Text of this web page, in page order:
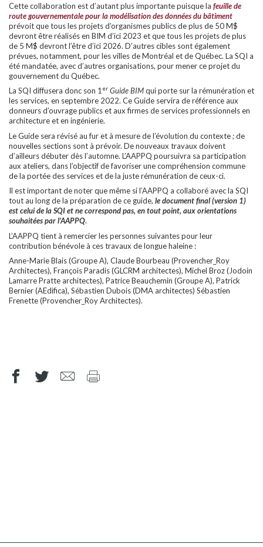
Cette collaboration est d’autant plus importante puisque la feuille de
route gouvernementale pour la modélisation des données du bâtiment
prévoit que tous les projets d’organismes publics de plus de 50 M$
devront être réalisés en BIM d’ici 2023 et que tous les projets de plus
de 5 M$ devront l’être d’ici 2026. D’autres cibles sont également
prévues, notamment, pour les villes de Montréal et de Québec. La SQI a
été mandatée, avec d’autres organisations, pour mener ce projet du
gouvernement du Québec.
La SQI diffusera donc son 1 er Guide BIMqui porte sur la rémunération et
les services, en septembre 2022. Ce Guide servira de référence aux
donneurs d’ouvrage publics et aux firmes de services professionnels en
architecture et en ingénierie.
Le Guide sera révisé au fur et à mesure de l’évolution du contexte ; de
nouvelles sections sont à prévoir. De nouveaux travaux doivent
d’ailleurs débuter dès l’automne. L’AAPPQ poursuivra sa participation
aux ateliers, dans l’objectif de favoriser une compréhension commune
de la portée des services et de la juste rémunération de ceux-ci.
Il est important de noter que même si l’AAPPQ a collaboré avec la SQI
tout au long de la préparation de ce guide, le document final (version 1)
est celui de la SQI et ne correspond pas, en tout point, aux orientations
souhaitées par l’AAPPQ.
L’AAPPQ tient à remercier les personnes suivantes pour leur
contribution bénévole à ces travaux de longue haleine :
Anne-Marie Blais (Groupe A), Claude Bourbeau (Provencher_Roy
Architectes), François Paradis (GLCRM architectes), Michel Broz (Jodoin
Lamarre Pratte architectes), Patrice Beauchemin (Groupe A), Patrick
Bernier (AEdifica), Sébastien Dubois (DMA architectes) Sébastien
Frenette (Provencher_Roy Architectes).